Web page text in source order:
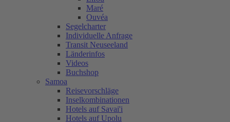
Maré
Ouvéa
Segelcharter
Individuelle Anfrage
Transit Neuseeland
Länderinfos
Videos
Buchshop
Samoa
Reisevorschläge
Inselkombinationen
Hotels auf Savai'i
Hotels auf Upolu